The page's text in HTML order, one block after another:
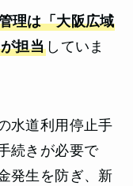
理は「大阪広域
担当 していま
水道利用停止手
続きが必要で
発生を防ぎ、新